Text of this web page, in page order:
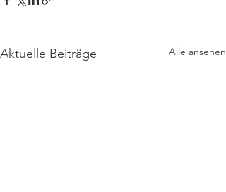
Aktuelle Beiträge Alle ansehen